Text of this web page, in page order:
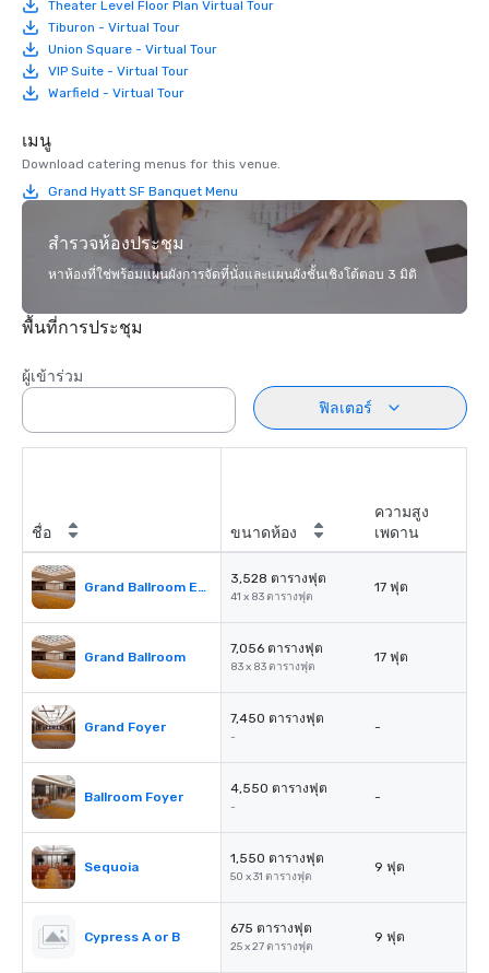
Theater Level Floor Plan Virtual Tour
Tiburon - Virtual Tour
Union Square - Virtual Tour
VIP Suite - Virtual Tour
Warfield - Virtual Tour
เมนู
Download catering menus for this venue.
Grand Hyatt SF Banquet Menu
สำรวจห้องประชุม
หาห้องที่ใช่พร้อมแผนผังการจัดที่นั่งและแผนผังชั้นเชิงโต้ตอบ 3 มิติ
พื้นที่การประชุม
ผู้เข้าร่วม
ฟิลเตอร์
ชื่อ ขนาดห้อง
ความสูง
เพดาน
Grand Ballroom East or West
3,528 ตารางฟุต
41 x 83 ตารางฟุต
17 ฟุต
Grand Ballroom
7,056 ตารางฟุต
83 x 83 ตารางฟุต
17 ฟุต
Grand Foyer
7,450 ตารางฟุต
-
-
Ballroom Foyer
4,550 ตารางฟุต
-
-
Sequoia
1,550 ตารางฟุต
50 x 31 ตารางฟุต
9 ฟุต
Cypress A or B
675 ตารางฟุต
25 x 27 ตารางฟุต
9 ฟุต